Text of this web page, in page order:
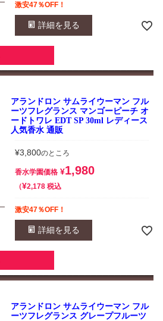
激安47％OFF！
詳細を見る
アランドロン サムライウーマン フル
ーツフレグランス マンゴーピーチ オ
ードトワレ EDT SP 30ml レディース
人気香水 通販
¥3,800のところ
香水学園価格 ¥1,980
¥2,178 税込
激安47％OFF！
詳細を見る
アランドロン サムライウーマン フル
ーツフレグランス グレープフルーツ